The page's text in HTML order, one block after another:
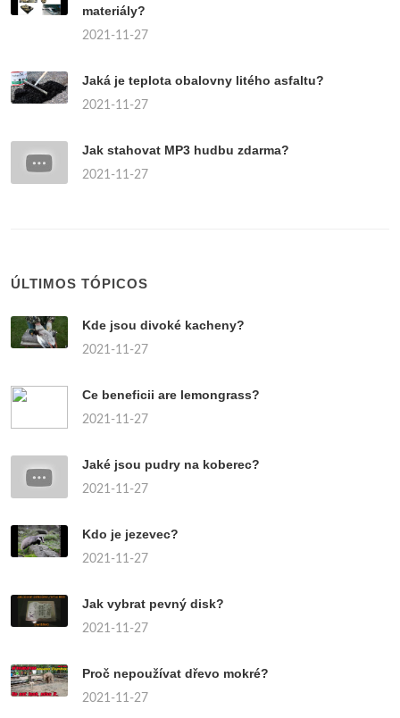
materiály?
2021-11-27
Jaká je teplota obalovny litého asfaltu?
2021-11-27
Jak stahovat MP3 hudbu zdarma?
2021-11-27
ÚLTIMOS TÓPICOS
Kde jsou divoké kacheny?
2021-11-27
Ce beneficii are lemongrass?
2021-11-27
Jaké jsou pudry na koberec?
2021-11-27
Kdo je jezevec?
2021-11-27
Jak vybrat pevný disk?
2021-11-27
Proč nepoužívat dřevo mokré?
2021-11-27